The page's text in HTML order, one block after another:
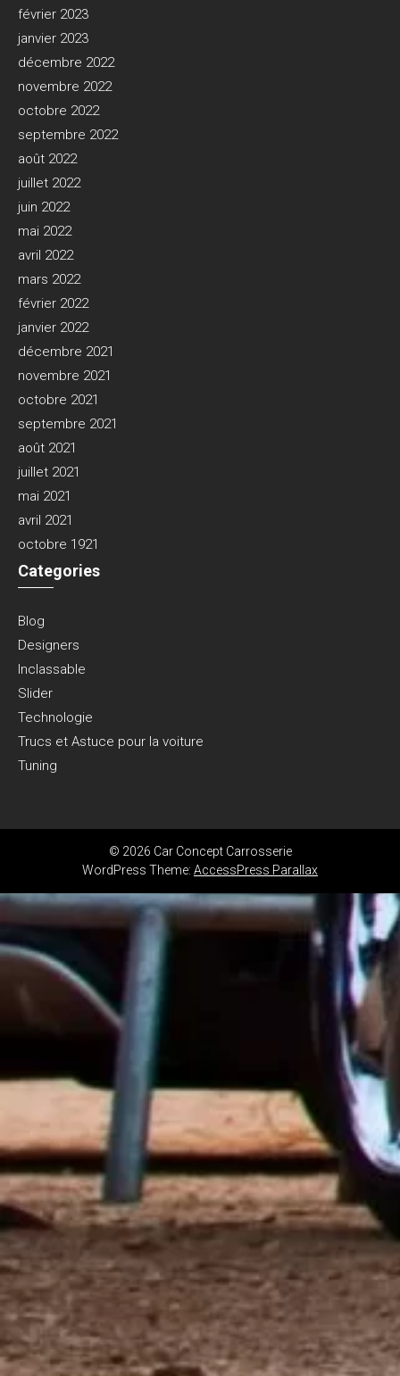
février 2023
janvier 2023
décembre 2022
novembre 2022
octobre 2022
septembre 2022
août 2022
juillet 2022
juin 2022
mai 2022
avril 2022
mars 2022
février 2022
janvier 2022
décembre 2021
novembre 2021
octobre 2021
septembre 2021
août 2021
juillet 2021
mai 2021
avril 2021
octobre 1921
Categories
Blog
Designers
Inclassable
Slider
Technologie
Trucs et Astuce pour la voiture
Tuning
© 2026 Car Concept Carrosserie
WordPress Theme: AccessPress Parallax